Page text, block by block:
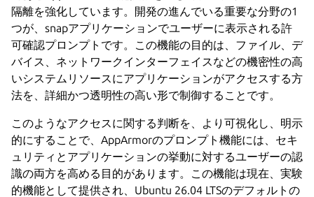
隔離を強化しています。開発の進んでいる重要な分野の1
つが、snapアプリケーションでユーザーに表示される許
可確認プロンプトです。この機能の目的は、ファイル、デ
バイス、ネットワークインターフェイスなどの機密性の高
いシステムリソースにアプリケーションがアクセスする方
法を、詳細かつ透明性の高い形で制御することです。
このようなアクセスに関する判断を、より可視化し、明示
的にすることで、AppArmorのプロンプト機能には、セキ
ュリティとアプリケーションの挙動に対するユーザーの認
識の両方を高める目的があります。この機能は現在、実験
的機能として提供され、Ubuntu 26.04 LTSのデフォルトの